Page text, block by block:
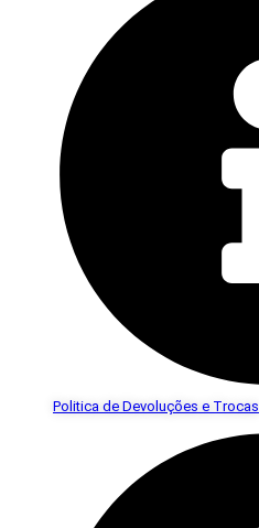
Politica de Devoluções e Trocas